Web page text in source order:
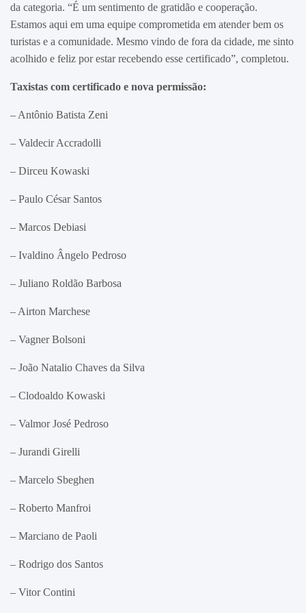
da categoria. “É um sentimento de gratidão e cooperação.
Estamos aqui em uma equipe comprometida em atender bem os
turistas e a comunidade. Mesmo vindo de fora da cidade, me sinto
acolhido e feliz por estar recebendo esse certificado”, completou.
Taxistas com certificado e nova permissão:
– Antônio Batista Zeni
– Valdecir Accradolli
– Dirceu Kowaski
– Paulo César Santos
– Marcos Debiasi
– Ivaldino Ângelo Pedroso
– Juliano Roldão Barbosa
– Airton Marchese
– Vagner Bolsoni
– João Natalio Chaves da Silva
– Clodoaldo Kowaski
– Valmor José Pedroso
– Jurandi Girelli
– Marcelo Sbeghen
– Roberto Manfroi
– Marciano de Paoli
– Rodrigo dos Santos
– Vitor Contini